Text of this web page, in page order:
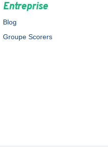
Entreprise
Blog
Groupe Scorers